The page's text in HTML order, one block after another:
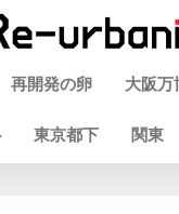
再開発の卵 大阪万
東京都下 関東